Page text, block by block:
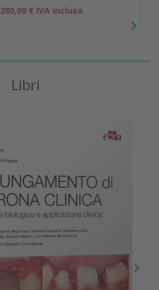
280,00 € IVA inclusa
Libri